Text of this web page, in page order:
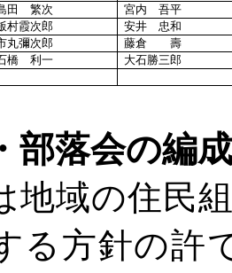
田 繁次
宮内 吾平
村霞次郎
安井 忠和
丸彌次郎
藤倉 壽
橋 利一
大石勝三郎
落会の編成
域の住民
る方針の許